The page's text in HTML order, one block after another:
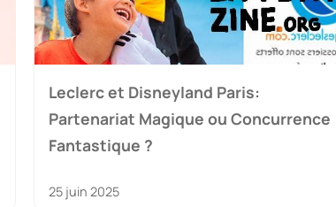
Leclerc et Disneyland Paris:
Partenariat Magique ou Concurrence
Fantastique ?
25 juin 2025